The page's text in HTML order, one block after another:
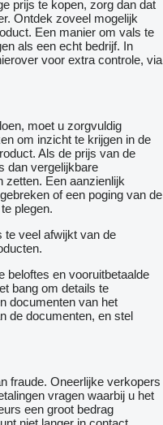
prijs te kopen, zorg dan dat
Ontdek zoveel mogelijk
Een manier om vals te
als een echt bedrijf. In
voor extra controle, via
moet u zorgvuldig
om inzicht te krijgen in de
Als de prijs van de
dan vergelijkbare
zetten. Een aanzienlijk
of een poging van de
plegen.
te veel afwijkt van de
beloftes en vooruitbetaalde
bang om details te
documenten van het
de documenten, en stel
fraude. Oneerlijke verkopers
vragen waarbij u het
een groot bedrag